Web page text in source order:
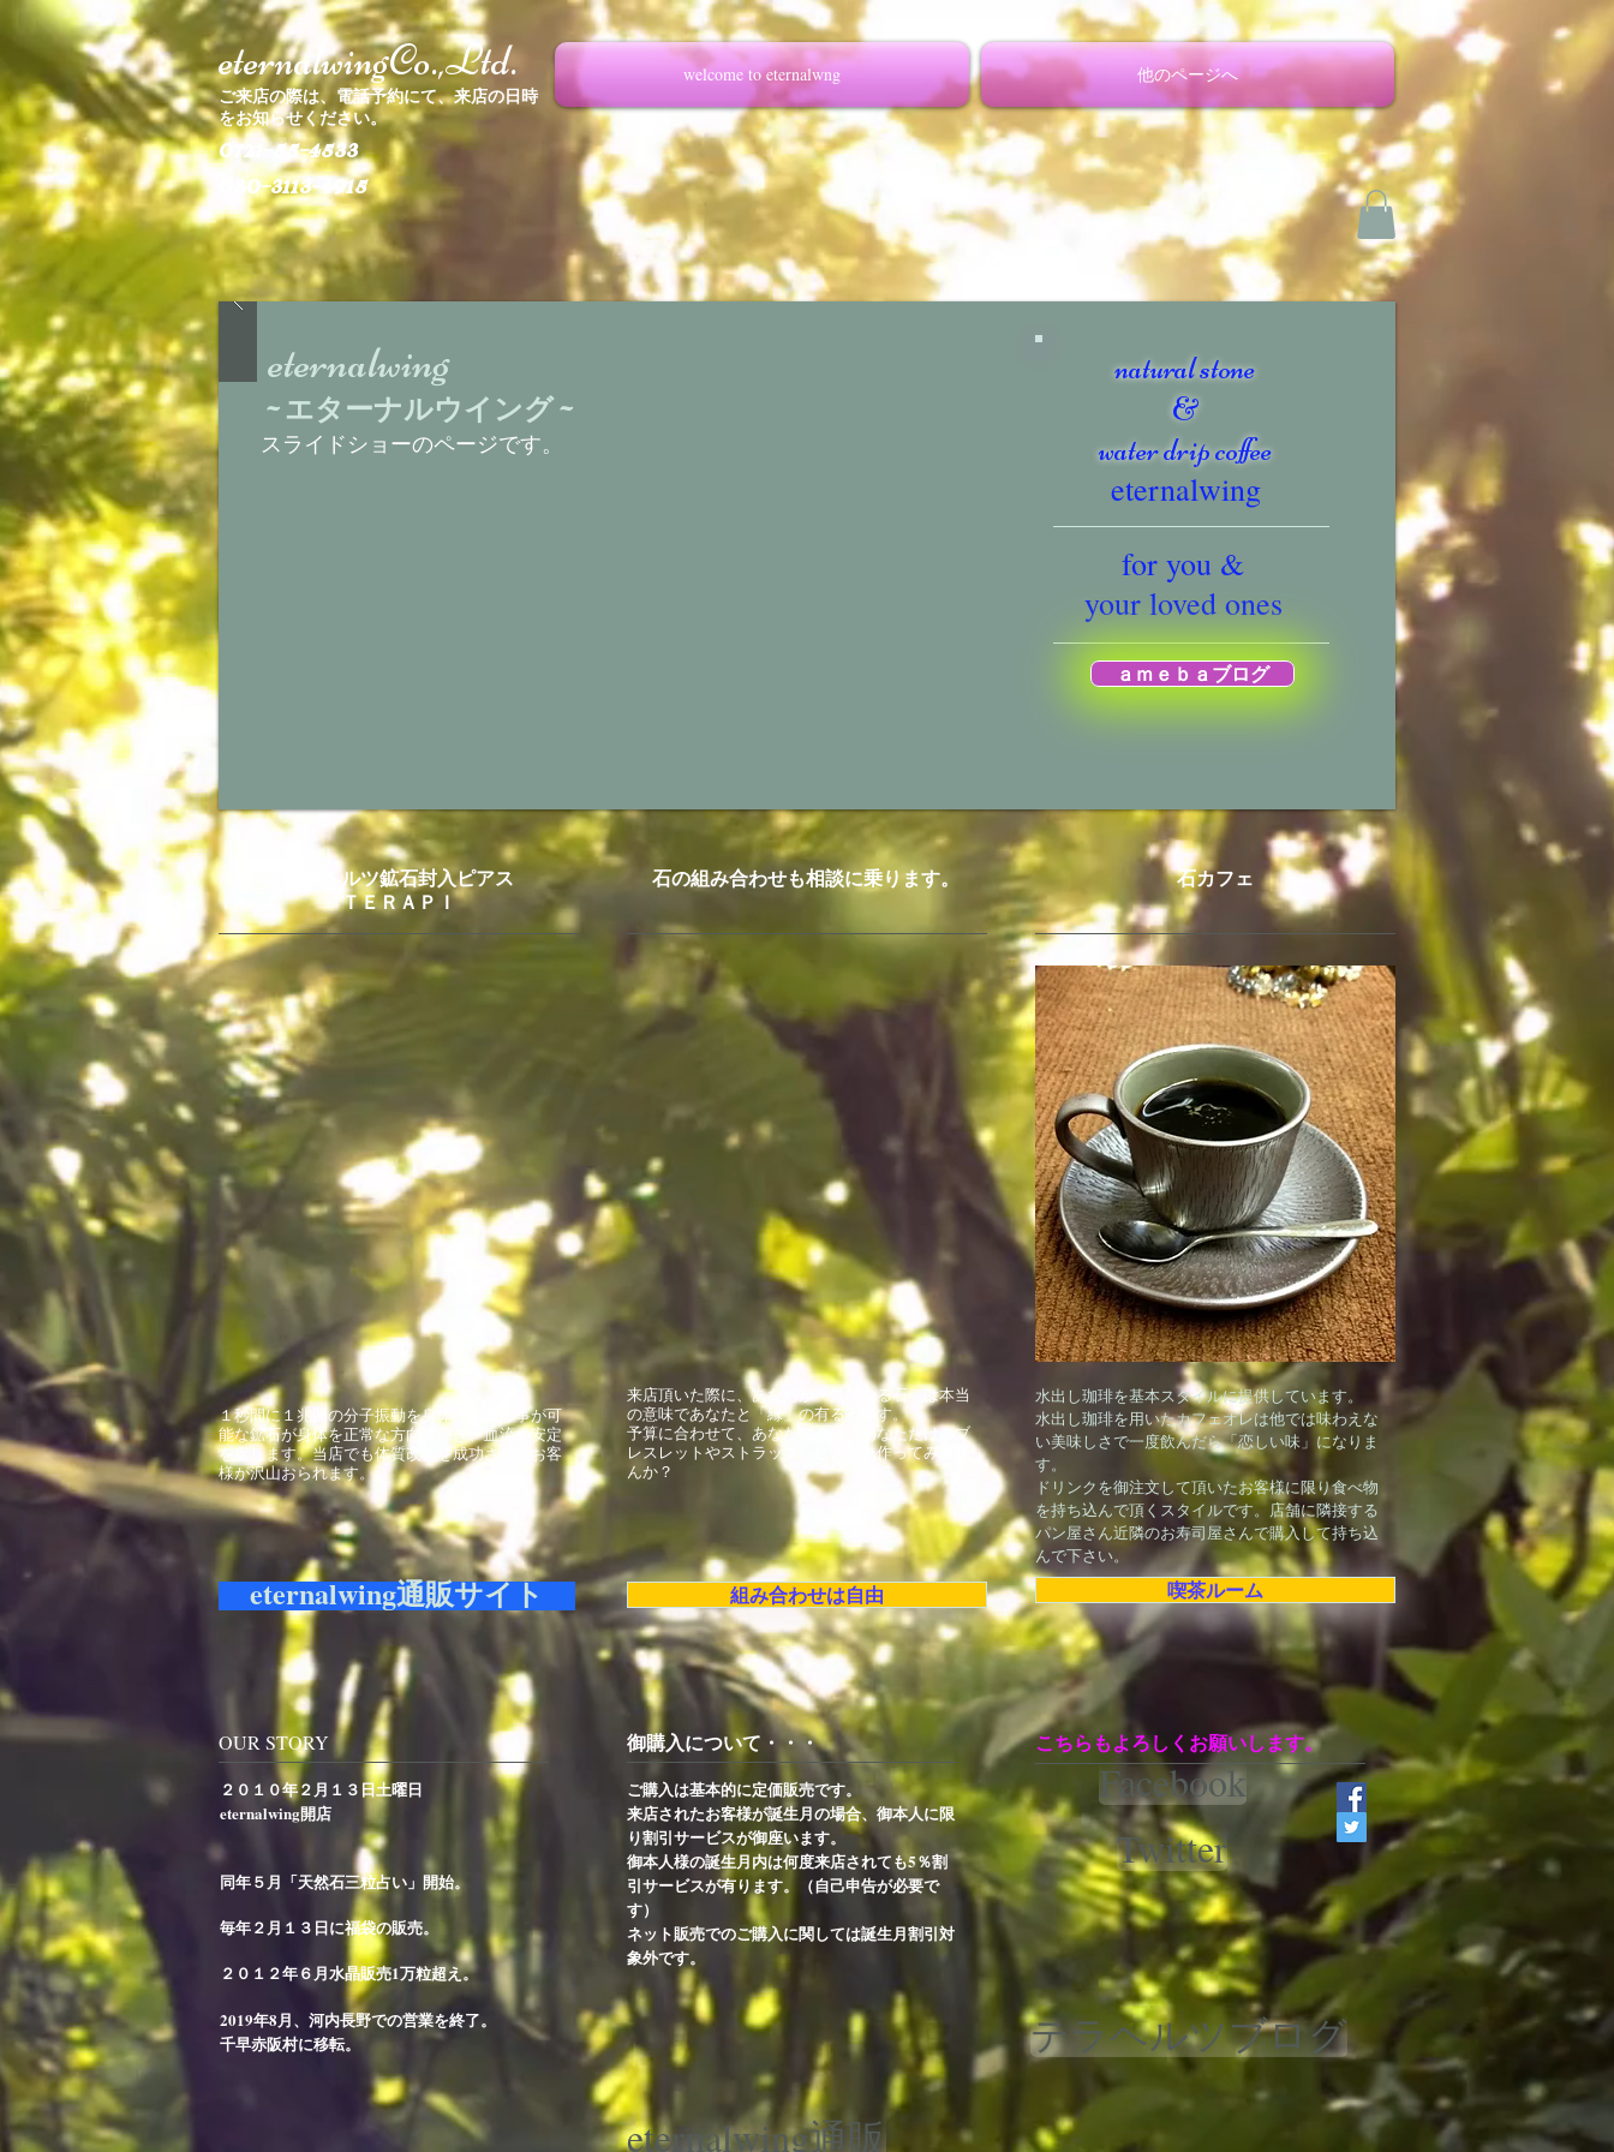
eternalwingCo.,Ltd.
ご来店の際は、電話予約にて、来店の日時
をお知らせください。
0721-55-4533
​080-3113-4915
welcome to eternalwng 他のページへ
natural stone
&
water drip coffee
eternalwing​
for you &
your loved ones
ａｍｅｂａブログ
eternalwing
~エターナルウイング~
スライドショーのページです。
テラヘルツ鉱石封入ピアス
ＴＥＲＡＰＩ
１秒間に１兆回の分子振動を身体に与える事が可
能な鉱石が身体を正常な方向に導き、血流の安定
を促します。当店でも体質改善を成功させたお客
様が沢山おられます。
​石の組み合わせも相談に乗ります。
来店頂いた際に、あなたが「気になる石」は本当
の意味であなたと「縁」の有る石です。
予算に合わせて、あなたの為に、あなただけのブ
レスレットやストラップ、ピアスを作ってみませ
んか？
eternalwing通販サイト 組み合わせは自由
石カフェ
水出し珈琲を基本スタイルに提供しています。
水出し珈琲を用いたカフェオレは他では味わえな
い美味しさで一度飲んだら「恋しい味」になりま
す。
ドリンクを御注文して頂いたお客様に限り食べ物
を持ち込んで頂くスタイルです。店舗に隣接する
パン屋さん近隣のお寿司屋さんで購入して持ち込
んで下さい。
喫茶ルーム
OUR STORY
​２０１０年２月１３日土曜日
eternalwing開店
同年５月「天然石三粒占い」開始。
毎年２月１３日に福袋の販売。
２０１２年６月水晶販売1万粒超え。
2019年8月、河内長野での営業を終了。
千早赤阪村に移転。
御購入について・・・
ご購入は基本的に定価販売です。
来店されたお客様が誕生月の場合、御本人に限
り割引サービスが御座います。
御本人様の誕生月内は何度来店されても5％割
引サービスが有ります。（自己申告が必要で
す）
ネット販売でのご購入に関しては誕生月割引対
象外です。
こちらもよろしくお願いします。
Facebook
Twitter
テラヘルツブログ
eternalwing通販